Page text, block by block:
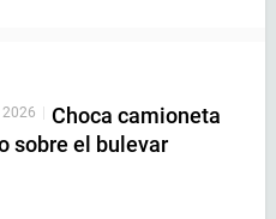
2026
Choca camioneta
sobre el bulevar